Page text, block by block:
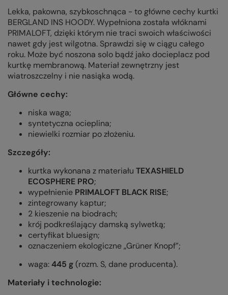
Lekka, pakowna, szybkoschnąca - to główne cechy kurtki
BERGLAND INS HOODY. Wypełniona została włóknami
PRIMALOFT, dzięki którym nie traci swoich właściwości
nawet gdy jest wilgotna. Sprawdzi się w ciągu całego
roku. Może być noszona solo bądź jako docieplacz pod
kurtkę membranową. Materiał zewnętrzny jest
wiatroszczelny i nie nasiąka wodą.
Główne cechy:
niska waga;
syntetyczna ocieplina;
niewielki rozmiar po złożeniu.
Szczegóły:
kurtka wykonana z materiału TEXASHIELD
ECOSPHERE PRO;
wypełnienie PRIMALOFT BLACK RISE;
zintegrowany kaptur;
2 kieszenie na biodrach;
krój podkreślający damską sylwetką;
certyfikat bluesign;
oznaczeniem ekologiczne „Grüner Knopf”;
waga:445 g(rozm. S, dane producenta).
Materiały i technologie: